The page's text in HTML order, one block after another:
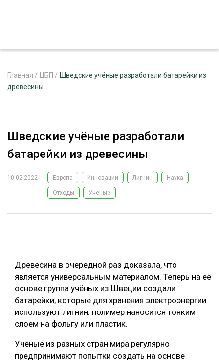
РЕКЛАМОДАТЕЛЯМ
ЛЕСНОЕ ХОЗЯЙСТВО
ЛЕСОЗАГОТОВКА
БИОЭНЕРГЕТИКА
ЛЕСОВОССТАНОВЛЕНИЕ И ЗАЩИТА
ЛОГИСТИКА
ПРОИЗВОДСТВО ДРЕВЕСНЫХ ПЛИТ
ТЕМАТИЧЕСКИЕ ПРОЕКТЫ
ПОДБОРКИ СТАТЕЙ
Главная / ЦБП / Шведские учёные разработали батарейки из
древесины
Шведские учёные разработали
батарейки из древесины
10.02.2022 Европа Инновации Лигнин Наука
Отходы Ученые
Древесина в очередной раз доказала, что
является универсальным материалом. Теперь на её
основе группа учёных из Швеции создали
батарейки, которые для хранения электроэнергии
используют лигнин: полимер наносится тонким
слоем на фольгу или пластик.
Учёные из разных стран мира регулярно
предпринимают попытки создать на основе